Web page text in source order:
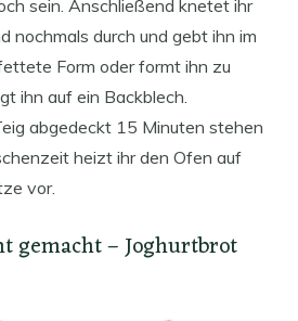
sein. Anschließend knetet ihr
nochmals durch und gebt ihn im
Form oder formt ihn zu
ihn auf ein Backblech.
abgedeckt 15 Minuten stehen
heizt ihr den Ofen auf
vor.
gemacht – Joghurtbrot